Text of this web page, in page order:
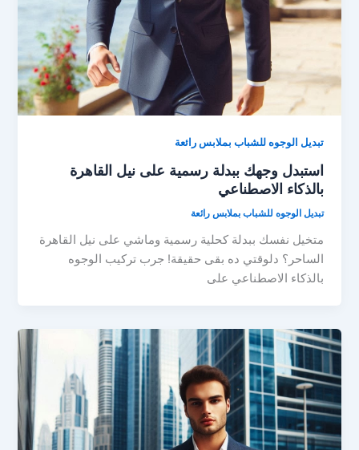
تبديل الوجوه للشباب بملابس رائعة
استبدل وجهك ببدلة رسمية على نيل القاهرة
بالذكاء الاصطناعي
تبديل الوجوه للشباب بملابس رائعة
متخيل نفسك ببدلة كحلية رسمية وماشي على نيل القاهرة
الساحر؟ دلوقتي ده بقى حقيقة! جرب تركيب الوجوه
بالذكاء الاصطناعي على